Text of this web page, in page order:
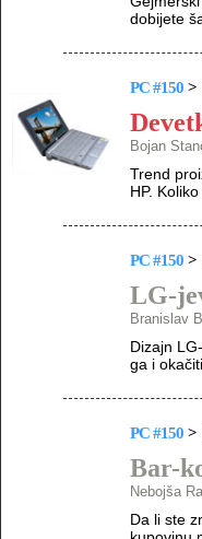
dobijete
PC #150 >
Bojan
Trend
HP.
PC #150 >
LG-
Branislav
Dizajn
ga i
PC #150 >
Bar-
Nebojša
Da li ste